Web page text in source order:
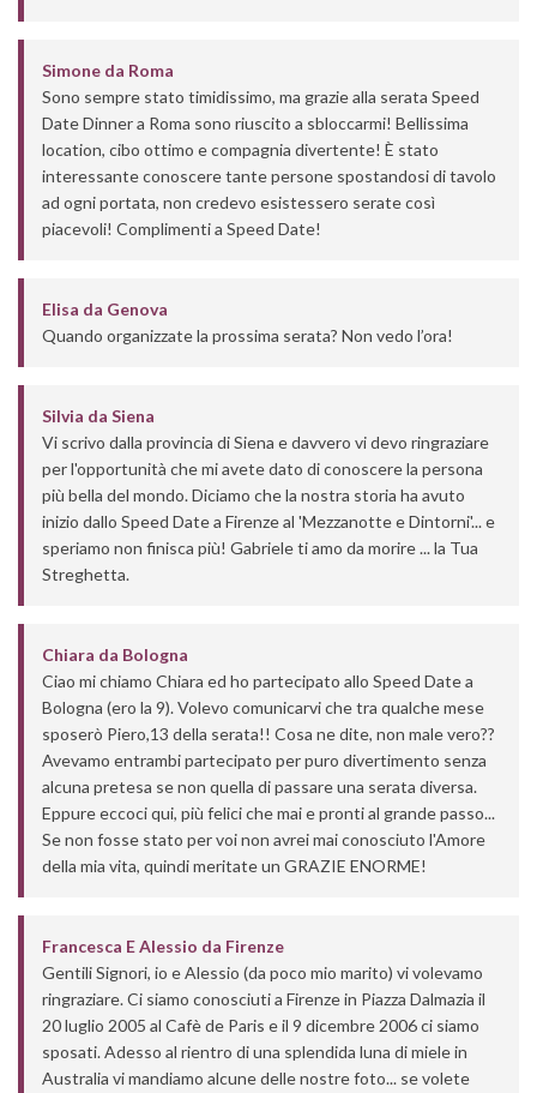
Simone da Roma
Sono sempre stato timidissimo, ma grazie alla serata Speed
Date Dinner a Roma sono riuscito a sbloccarmi! Bellissima
location, cibo ottimo e compagnia divertente! È stato
interessante conoscere tante persone spostandosi di tavolo
ad ogni portata, non credevo esistessero serate così
piacevoli! Complimenti a Speed Date!
Elisa da Genova
Quando organizzate la prossima serata? Non vedo l’ora!
Silvia da Siena
Vi scrivo dalla provincia di Siena e davvero vi devo ringraziare
per l'opportunità che mi avete dato di conoscere la persona
più bella del mondo. Diciamo che la nostra storia ha avuto
inizio dallo Speed Date a Firenze al 'Mezzanotte e Dintorni'... e
speriamo non finisca più! Gabriele ti amo da morire ... la Tua
Streghetta.
Chiara da Bologna
Ciao mi chiamo Chiara ed ho partecipato allo Speed Date a
Bologna (ero la 9). Volevo comunicarvi che tra qualche mese
sposerò Piero,13 della serata!! Cosa ne dite, non male vero??
Avevamo entrambi partecipato per puro divertimento senza
alcuna pretesa se non quella di passare una serata diversa.
Eppure eccoci qui, più felici che mai e pronti al grande passo...
Se non fosse stato per voi non avrei mai conosciuto l'Amore
della mia vita, quindi meritate un GRAZIE ENORME!
Francesca E Alessio da Firenze
Gentili Signori, io e Alessio (da poco mio marito) vi volevamo
ringraziare. Ci siamo conosciuti a Firenze in Piazza Dalmazia il
20 luglio 2005 al Cafè de Paris e il 9 dicembre 2006 ci siamo
sposati. Adesso al rientro di una splendida luna di miele in
Australia vi mandiamo alcune delle nostre foto... se volete